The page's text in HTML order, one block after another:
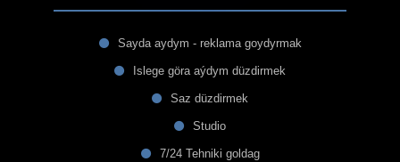
Sayda aydym - reklama goydyrmak
Islege göra aýdym düzdirmek
Saz düzdirmek
Studio
7/24 Tehniki goldag